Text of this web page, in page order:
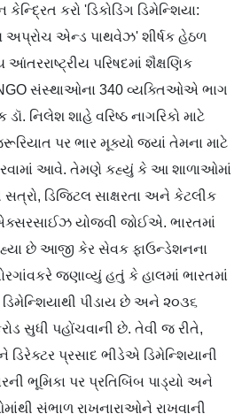
કરો 'ડિકોડિંગ ડિમેન્શિયા:
અપ્રોચ એન્ડ પાથવેઝ' શીર્ષક હેઠળ
પરિષદમાં શૈક્ષણિક
સંસ્થાઓના 340 વ્યક્તિઓએ ભાગ
ડૉ. નિલેશ શાહે વરિષ્ઠ નાગરિકો માટે
પર ભાર મૂક્યો જ્યાં તેમના માટે
ધરવામાં આવે. તેમણે કહ્યું કે આ શાળાઓમાં
સત્રો, ડિજિટલ સાક્ષરતા અને કેટલીક
યોજવી જોઈએ. ભારતમાં
છે આજી કેર સેવક ફાઉન્ડેશનના
જણાવ્યું હતું કે હાલમાં ભારતમાં
ડિમેન્શિયાથી પીડાય છે અને ૨૦૩૬
સુધી પહોંચવાની છે. તેવી જ રીતે,
પ્રસાદ ભીડેએ ડિમેન્શિયાની
ભૂમિકા પર પ્રતિબિંબ પાડ્યો અને
સંભાળ રાખનારાઓને રાખવાની